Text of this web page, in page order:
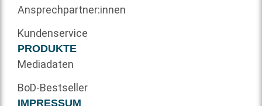
Ansprechpartner:innen
Kundenservice
PRODUKTE
Mediadaten
BoD-Bestseller
IMPRESSUM